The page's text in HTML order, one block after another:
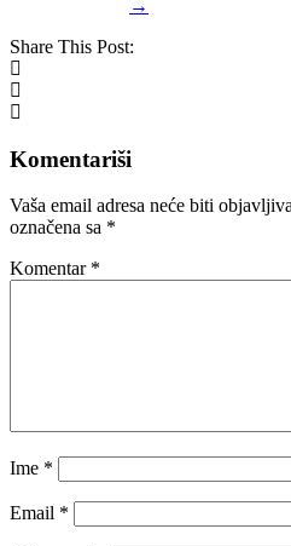
→
Share This Post:
Komentariši
Vaša email adresa neće biti
označena sa *
Komentar *
Ime *
Email *